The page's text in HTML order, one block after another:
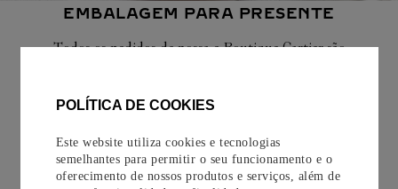
POLÍTICA DE COOKIES
Este website utiliza cookies e tecnologias
semelhantes para permitir o seu funcionamento e o
oferecimento de nossos produtos e serviços, além de
EMBALAGEM PARA PRESENTE
Todos os pedidos de nossa e-Boutique Cartier são